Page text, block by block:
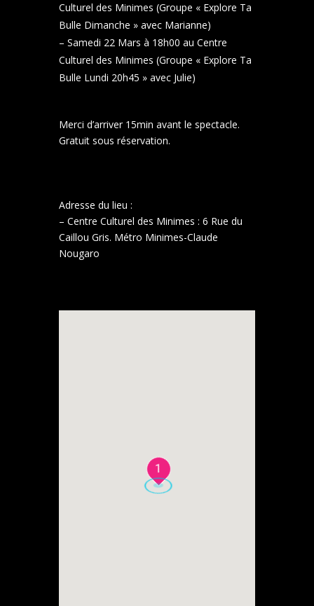
Culturel des Minimes (Groupe « Explore Ta
Bulle Dimanche » avec Marianne)
– Samedi 22 Mars à 18h00 au Centre
Culturel des Minimes (Groupe « Explore Ta
Bulle Lundi 20h45 » avec Julie)
Merci d’arriver 15min avant le spectacle.
Gratuit sous réservation.
Adresse du lieu :
– Centre Culturel des Minimes : 6 Rue du
Caillou Gris. Métro Minimes-Claude
Nougaro
1